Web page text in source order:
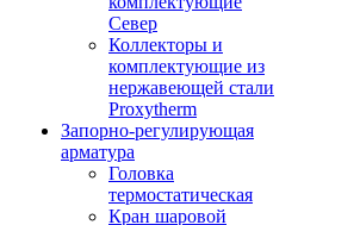
Север
Коллекторы и
комплектующие из
нержавеющей стали
Proxytherm
Запорно-регулирующая
арматура
Головка
термостатическая
Кран шаровой